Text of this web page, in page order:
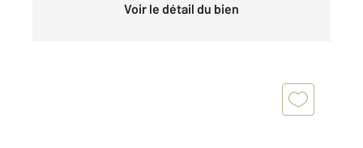
Voir le détail du bien